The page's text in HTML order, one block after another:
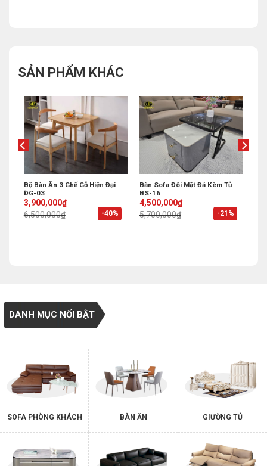
SẢN PHẨM KHÁC
-40%
Bộ Bàn Ăn 3 Ghế Gỗ Hiện Đại
ĐG-03
6,500,000₫
Original
price
was:
3,900,000₫
Current
price
is:
-21%
Bàn Sofa Đôi Mặt Đá Kèm Tủ
BS-16
5,700,000₫
Original
price
was:
4,500,000₫
Current
price
is:
DANH MỤC NỔI BẬT
SOFA PHÒNG KHÁCH BÀN ĂN GIƯỜNG TỦ